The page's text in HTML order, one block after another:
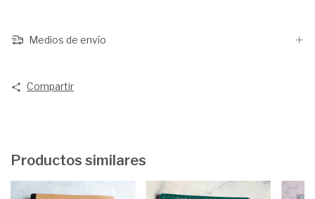
Medios de envío
Compartir
Productos similares